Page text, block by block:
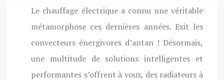
Le chauffage électrique a connu une véritable
métamorphose ces dernières années. Exit les
convecteurs énergivores d’antan ! Désormais,
une multitude de solutions intelligentes et
performantes s’offrent à vous, des radiateurs à